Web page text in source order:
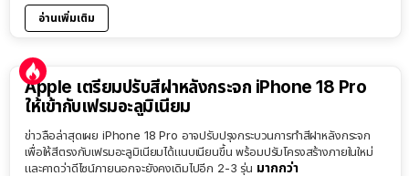
อ่านเพิ่มเติม
Apple เตรียมปรับสีฝาหลังกระจก iPhone 18 Pro
ให้เข้ากับเฟรมอะลูมิเนียม
ข่าวลือล่าสุดเผย iPhone 18 Pro อาจปรับปรุงกระบวนการทำสีฝาหลังกระจก
เพื่อให้สีตรงกับเฟรมอะลูมิเนียมได้แนบเนียนขึ้น พร้อมปรับโครงสร้างภายในใหม่
และคาดว่าดีไซน์ภายนอกจะยังคงเดิมไปอีก 2-3 รุ่น มากกว่า